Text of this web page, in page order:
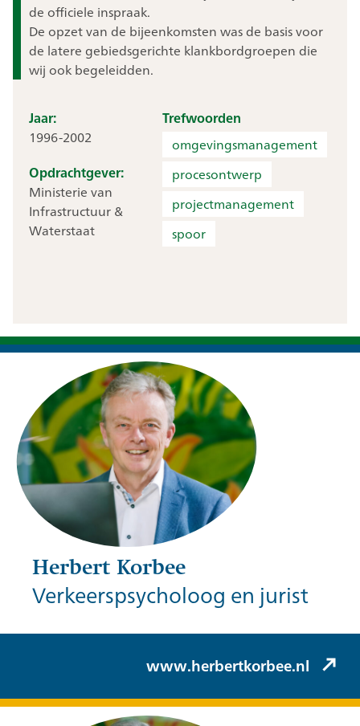
de officiele inspraak.
De opzet van de bijeenkomsten was de basis voor
de latere gebiedsgerichte klankbordgroepen die
wij ook begeleidden.
Jaar:
1996-2002
Opdrachtgever:
Ministerie van
Infrastructuur &
Waterstaat
Trefwoorden
omgevingsmanagement
procesontwerp
projectmanagement
spoor
Herbert Korbee (Korbee & Hovelynck)
Herbert Korbee
Verkeerspsycholoog en jurist
www.herbertkorbee.nl